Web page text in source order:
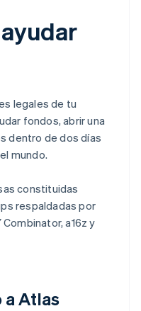
legales de tu
fondos, abrir una
dentro de dos días
mundo.
constituidas
respaldadas por
a16z y
a Atlas